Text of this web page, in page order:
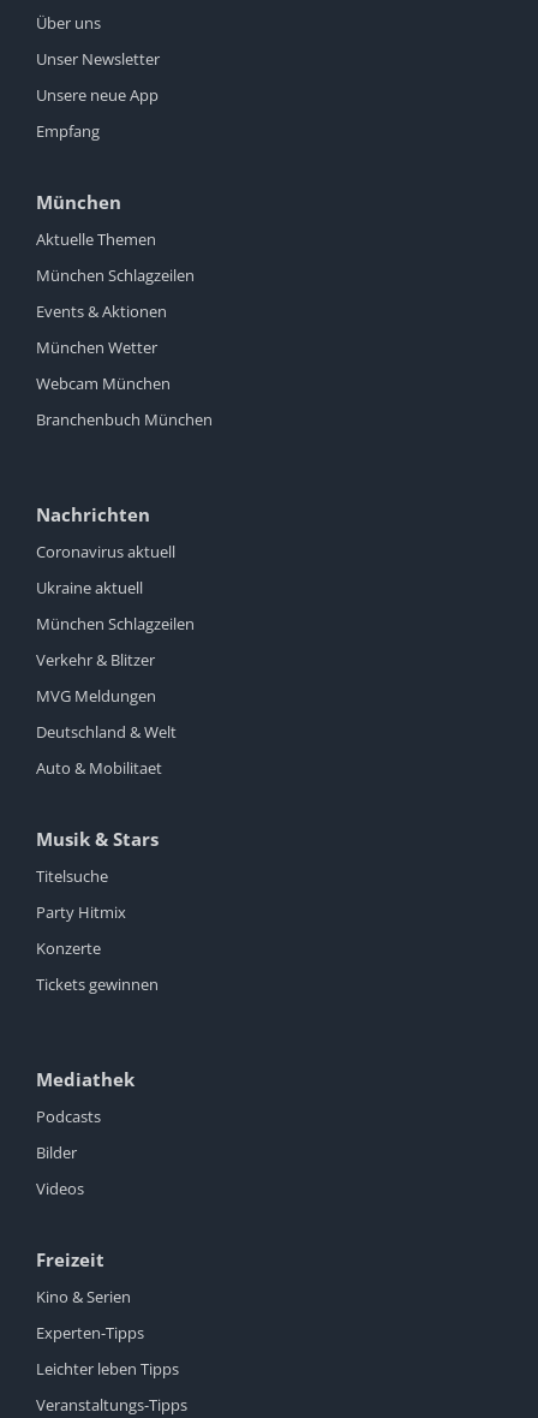
Über uns
Unser Newsletter
Unsere neue App
Empfang
München
Aktuelle Themen
München Schlagzeilen
Events & Aktionen
München Wetter
Webcam München
Branchenbuch München
Nachrichten
Coronavirus aktuell
Ukraine aktuell
München Schlagzeilen
Verkehr & Blitzer
MVG Meldungen
Deutschland & Welt
Auto & Mobilitaet
Musik & Stars
Titelsuche
Party Hitmix
Konzerte
Tickets gewinnen
Mediathek
Podcasts
Bilder
Videos
Freizeit
Kino & Serien
Experten-Tipps
Leichter leben Tipps
Veranstaltungs-Tipps